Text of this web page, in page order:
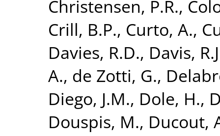
Christensen, P.R.,
Crill, B.P., Curto, A.,
Davies, R.D., Davis,
A., de Zotti, G.,
Diego, J.M., Dole, H.,
Douspis, M., Ducout,